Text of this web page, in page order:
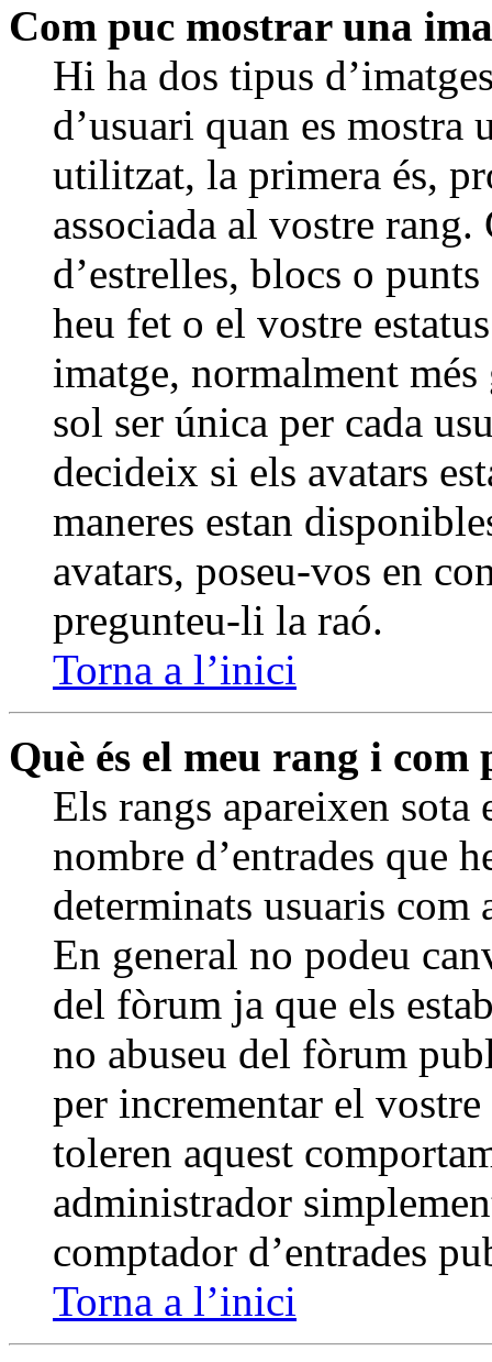
Com puc mostrar una
Hi ha dos tipus
d’usuari quan es mostra
utilitzat, la primera és,
associada al vostre
d’estrelles, blocs o
heu fet o el vostre
imatge, normalment
sol ser única per cada
decideix si els avatars
maneres estan
avatars, poseu-vos en
pregunteu-li la raó.
Torna a l’inici
Què és el meu rang i
Els rangs apareixen
nombre d’entrades que
determinats usuaris com
En general no podeu
del fòrum ja que els
no abuseu del fòrum
per incrementar el
toleren aquest
administrador
comptador d’entrades
Torna a l’inici